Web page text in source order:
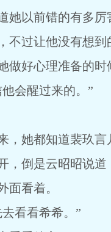
以前错的有多厉
不过让他没有想
好心理准备的时
会醒过来的。”
她都知道裴玖言
倒是云昭昭说道
面看着。
看看希希。”